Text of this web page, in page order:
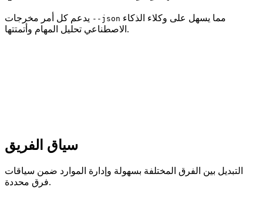
--json
الاصطناعي تحليل المهام وأتمتتها.
سياق الفريق
التبديل بين الفرق المختلفة بسهولة وإدارة الموارد ضمن سياقات
فرق محددة.